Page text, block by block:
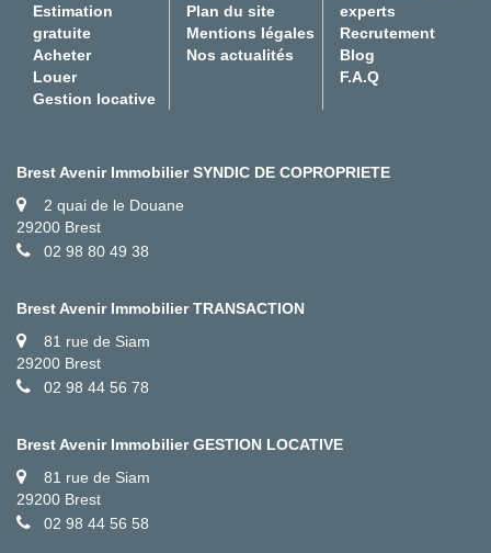
Estimation
gratuite
Acheter
Louer
Gestion locative
Plan du site
Mentions légales
Nos actualités
experts
Recrutement
Blog
F.A.Q
Brest Avenir Immobilier SYNDIC DE COPROPRIETE
2 quai de le Douane
29200 Brest
02 98 80 49 38
Brest Avenir Immobilier TRANSACTION
81 rue de Siam
29200 Brest
02 98 44 56 78
Brest Avenir Immobilier GESTION LOCATIVE
81 rue de Siam
29200 Brest
02 98 44 56 58